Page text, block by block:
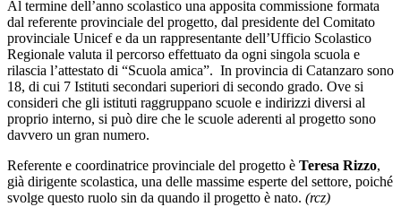
Al termine dell’anno scolastico una apposita commissione formata
dal referente provinciale del progetto, dal presidente del Comitato
provinciale Unicef e da un rappresentante dell’Ufficio Scolastico
Regionale valuta il percorso effettuato da ogni singola scuola e
rilascia l’attestato di “Scuola amica”. In provincia di Catanzaro sono
18, di cui 7 Istituti secondari superiori di secondo grado. Ove si
consideri che gli istituti raggruppano scuole e indirizzi diversi al
proprio interno, si può dire che le scuole aderenti al progetto sono
davvero un gran numero.
Referente e coordinatrice provinciale del progetto è Teresa Rizzo,
già dirigente scolastica, una delle massime esperte del settore, poiché
svolge questo ruolo sin da quando il progetto è nato. (rcz)